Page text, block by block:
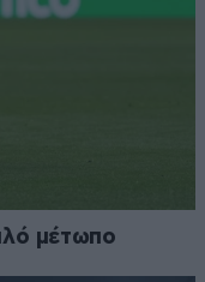
μέτωπο